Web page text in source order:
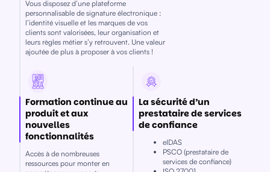
Vous disposez d’une plateforme
personnalisable de signature électronique :
l’identité visuelle et les marques de vos
clients sont valorisées, leur organisation et
leurs règles métier s’y retrouvent. Une valeur
ajoutée de plus à proposer à vos clients !
Formation continue au
produit et aux
nouvelles
fonctionnalités
Accès à de nombreuses
ressources pour monter en
La sécurité d’un
prestataire de services
de confiance
eIDAS
PSCO (prestataire de
services de confiance)